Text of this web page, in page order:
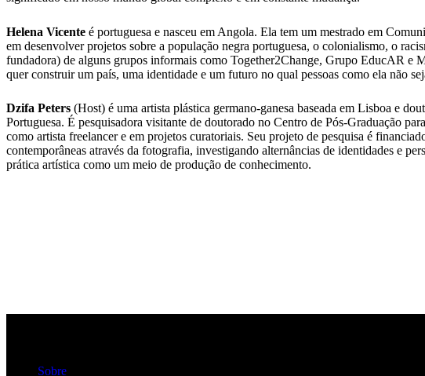
Helena Vicente é portuguesa e nasceu em Angola. Ela tem um mestrado em
em desenvolver projetos sobre a população negra portuguesa, o colonialismo, o
fundadora) de alguns grupos informais como Together2Change, Grupo EducAR e
quer construir um país, uma identidade e um futuro no qual pessoas como ela não
Dzifa Peters (Host) é uma artista plástica germano-ganesa baseada em Lisboa e
Portuguesa. É pesquisadora visitante de doutorado no Centro de Pós-Graduação
como artista freelancer e em projetos curatoriais. Seu projeto de pesquisa é
contemporâneas através da fotografia, investigando alternâncias de identidades e
prática artística como um meio de produção de conhecimento.
Sobre